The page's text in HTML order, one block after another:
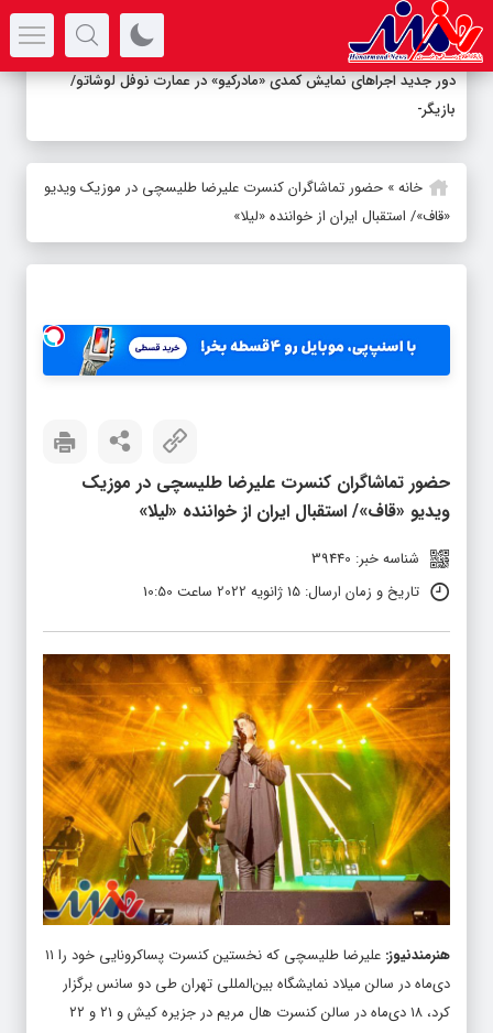
دور جدید اجراهای نمایش کمدی «مادرکیو» در عمارت نوفل لوشاتو/
بازیگران معرفی
خانه» حضور تماشاگران کنسرت علیرضا طلیسچی در موزیک ویدیو
«قاف»/ استقبال ایران از خواننده «لیلا»
حضور تماشاگران کنسرت علیرضا طلیسچی در موزیک
ویدیو «قاف»/ استقبال ایران از خواننده «لیلا»
شناسه خبر: 39440
تاریخ و زمان ارسال: 15 ژانویه 2022 ساعت 10:50
هنرمندنیوز:
علیرضا طلیسچی که نخستین کنسرت پساکرونایی خود را ۱۱
دی‌ماه در سالن میلاد نمایشگاه بین‌المللی تهران طی دو سانس برگزار
کرد، ۱۸ دی‌ماه در سالن کنسرت هال مریم در جزیره کیش و ۲۱ و ۲۲